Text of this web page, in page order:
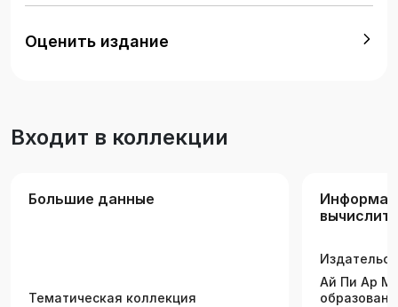
образования. Предназначен для студентов
всех специальностей и направлений
подготовки, изучающих дисциплины
испытаниях космических аппаратов и их
Оценить издание
Входит в коллекции
Большие данные
Тематическая коллекция
Ай Пи Ар